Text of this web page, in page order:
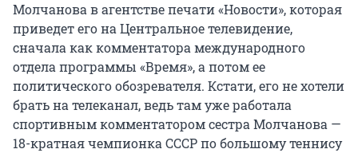
Молчанова в агентстве печати «Новости», которая
приведет его на Центральное телевидение,
сначала как комментатора международного
отдела программы «Время», а потом ее
политического обозревателя. Кстати, его не хотели
брать на телеканал, ведь там уже работала
спортивным комментатором сестра Молчанова —
18-кратная чемпионка СССР по большому теннису